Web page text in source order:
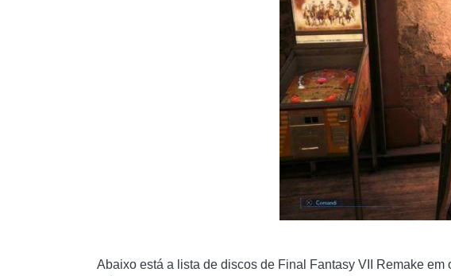
Abaixo está a lista de discos de Final Fantasy VII Remake